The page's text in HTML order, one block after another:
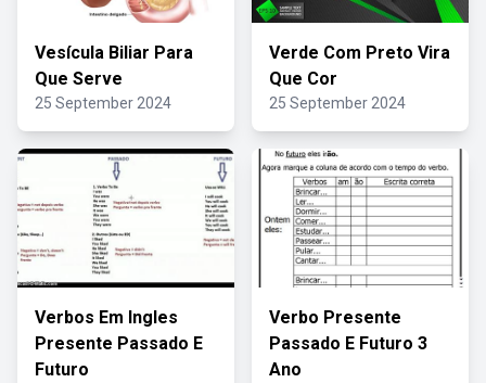
Vesícula Biliar Para
Que Serve
25 September 2024
Verde Com Preto Vira
Que Cor
25 September 2024
Verbos Em Ingles
Presente Passado E
Futuro
Verbo Presente
Passado E Futuro 3
Ano